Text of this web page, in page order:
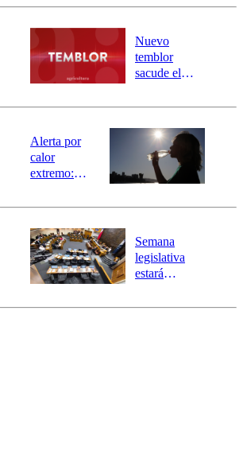
Carahue por
río Damas:
activa
mensajería
SAE
Nuevo
temblor
sacude el
revisa la
epicentro
Alerta por
calor
extremo:
activa Alerta
Preventiva en
tres comunas
Semana
legislativa
estará
el fin de la